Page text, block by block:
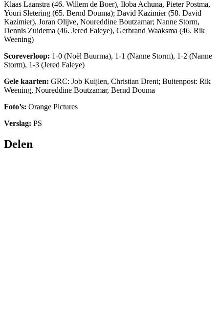
Klaas Laanstra (46. Willem de Boer), Iloba Achuna, Pieter Postma,
Youri Sletering (65. Bernd Douma); David Kazimier (58. David
Kazimier), Joran Olijve, Noureddine Boutzamar; Nanne Storm,
Dennis Zuidema (46. Jered Faleye), Gerbrand Waaksma (46. Rik
Weening)
Scoreverloop: 1-0 (Noël Buurma), 1-1 (Nanne Storm), 1-2 (Nanne
Storm), 1-3 (Jered Faleye)
Gele kaarten: GRC: Job Kuijlen, Christian Drent; Buitenpost: Rik
Weening, Noureddine Boutzamar, Bernd Douma
Foto’s: Orange Pictures
Verslag: PS
Delen